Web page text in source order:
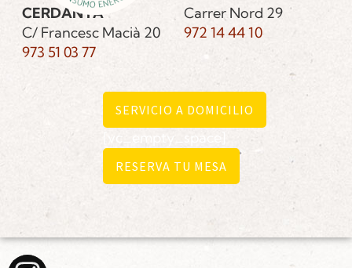
CERDANYA
C/ Francesc Macià 20
973 51 03 77
Carrer Nord 29
972 14 44 10
SERVICIO A DOMICILIO
[vc_empty_space]
RESERVA TU MESA